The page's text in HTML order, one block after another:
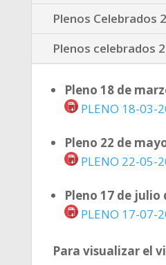
Plenos Celebrados
Plenos celebrados
Pleno 18 de
PLENO 18-03-
Pleno 22 de
PLENO 22-05-
Pleno 17 de julio
PLENO 17-07-
Para visualizar el